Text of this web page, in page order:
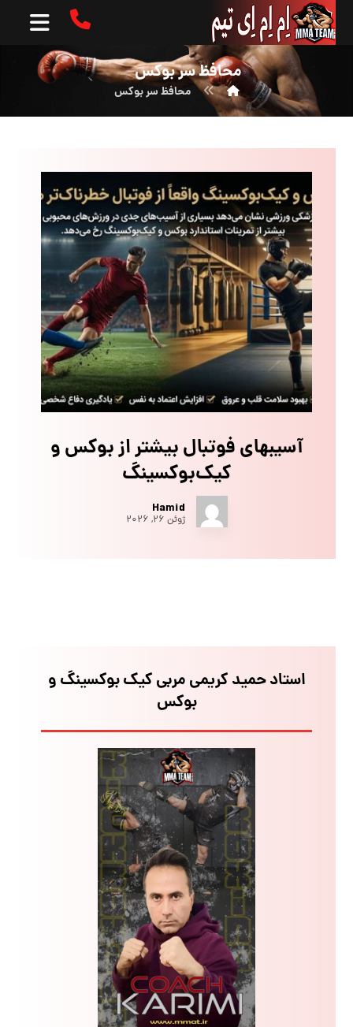
محافظ سر بوکس
محافظ سر بوکس
آسیبهای فوتبال بیشتر از بوکس و
کیک‌بوکسینگ
Hamid
ژوئن ۲۶, ۲۰۲۶
استاد حمید کریمی مربی کیک بوکسینگ و
بوکس